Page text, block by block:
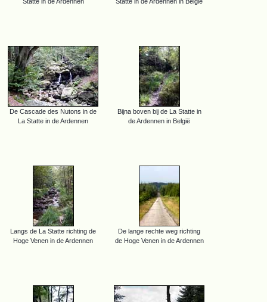
De Cascade des Nutons in de
La Statte in de Ardennen
Bijna boven bij de La Statte in
de Ardennen in België
Langs de La Statte richting de
Hoge Venen in de Ardennen
De lange rechte weg richting
de Hoge Venen in de Ardennen